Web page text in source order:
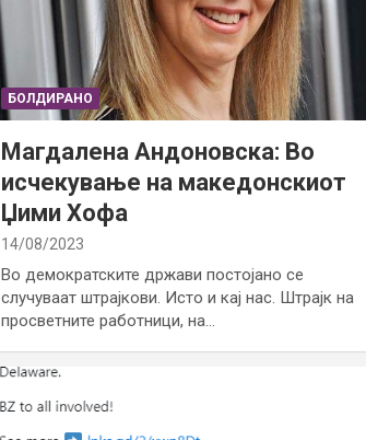
БОЛДИРАНО
Магдалена Андоновска: Во
исчекување на македонскиот
Џими Хофа
14/08/2023
Во демократските држави постојано се
случуваат штрајкови. Исто и кај нас. Штрајк на
просветните работници, на…